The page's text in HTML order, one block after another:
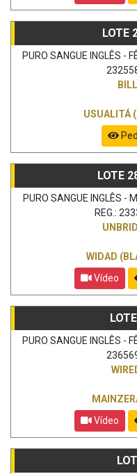
LOTE
PURO SANGUE INGLÊS -
USUALITÁ
LOTE
PURO SANGUE INGLÊS
REG.:
WIDAD
Vídeo
PURO SANGUE INGLÊS -
Vídeo